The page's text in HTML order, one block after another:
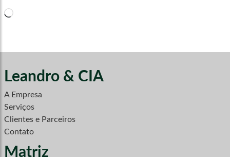
Carregando...
Leandro & CIA
A Empresa
Serviços
Clientes e Parceiros
Contato
Matriz